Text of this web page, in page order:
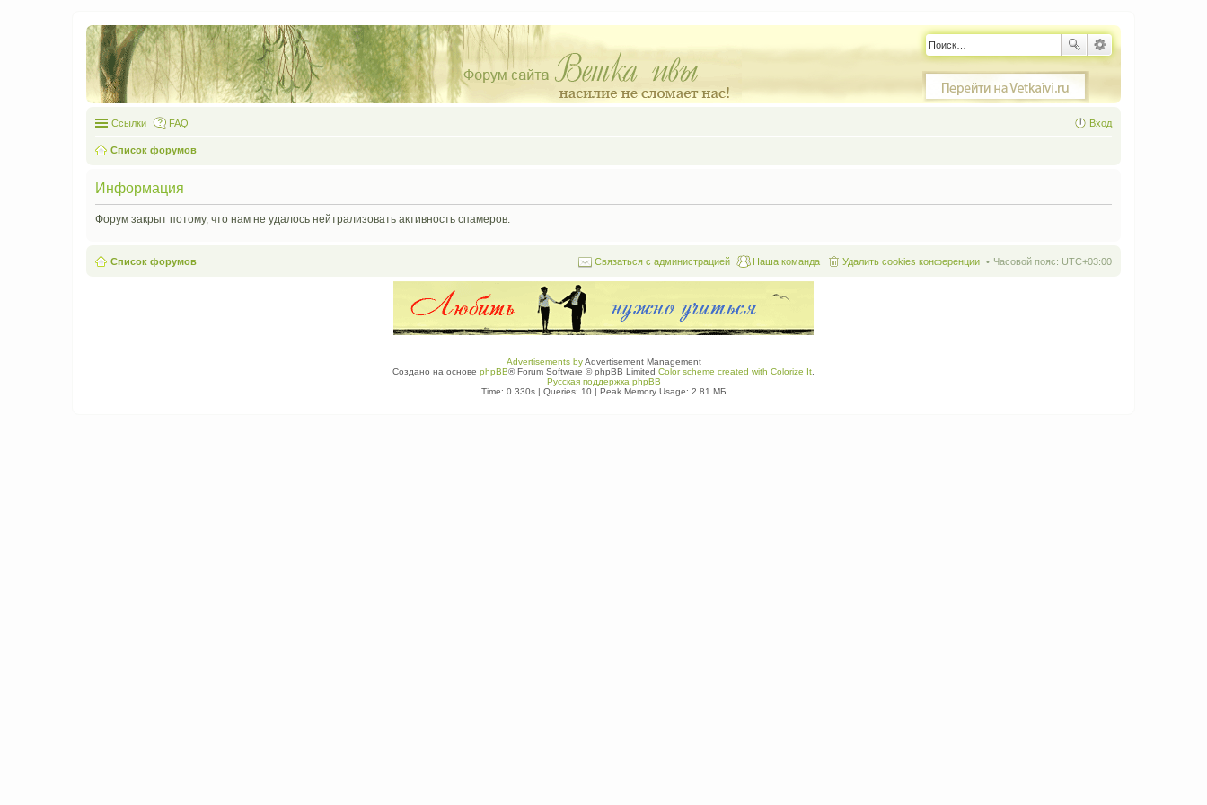
Ссылки FAQ Вход
Список форумов
Информация
Форум закрыт потому, что нам не удалось нейтрализовать активность спамеров.
Список форумов Часовой пояс: UTC+03:00
Удалить cookies конференции
Наша команда
Связаться с администрацией
Advertisements byAdvertisement Management
Создано на основе phpBB® Forum Software © phpBB Limited Color scheme created with Colorize It
Русская поддержка phpBB
Time: 0.330s| Queries: 10| Peak Memory Usage: 2.81 МБ